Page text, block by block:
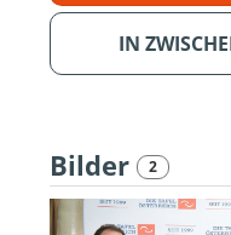
IN
Bilder 2